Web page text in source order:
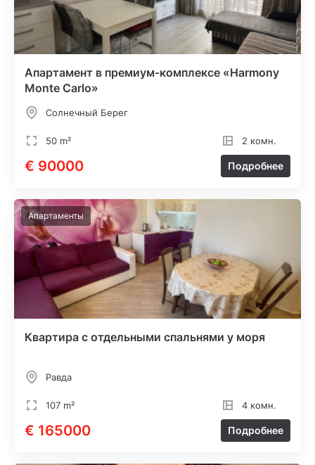
Апартамент в премиум-комплексе «Harmony
Monte Carlo»
Солнечный Берег
50 m² 2 комн.
€ 90000 Подробнее
Апартаменты
Квартира с отдельными спальнями у моря
Равда
107 m² 4 комн.
€ 165000 Подробнее